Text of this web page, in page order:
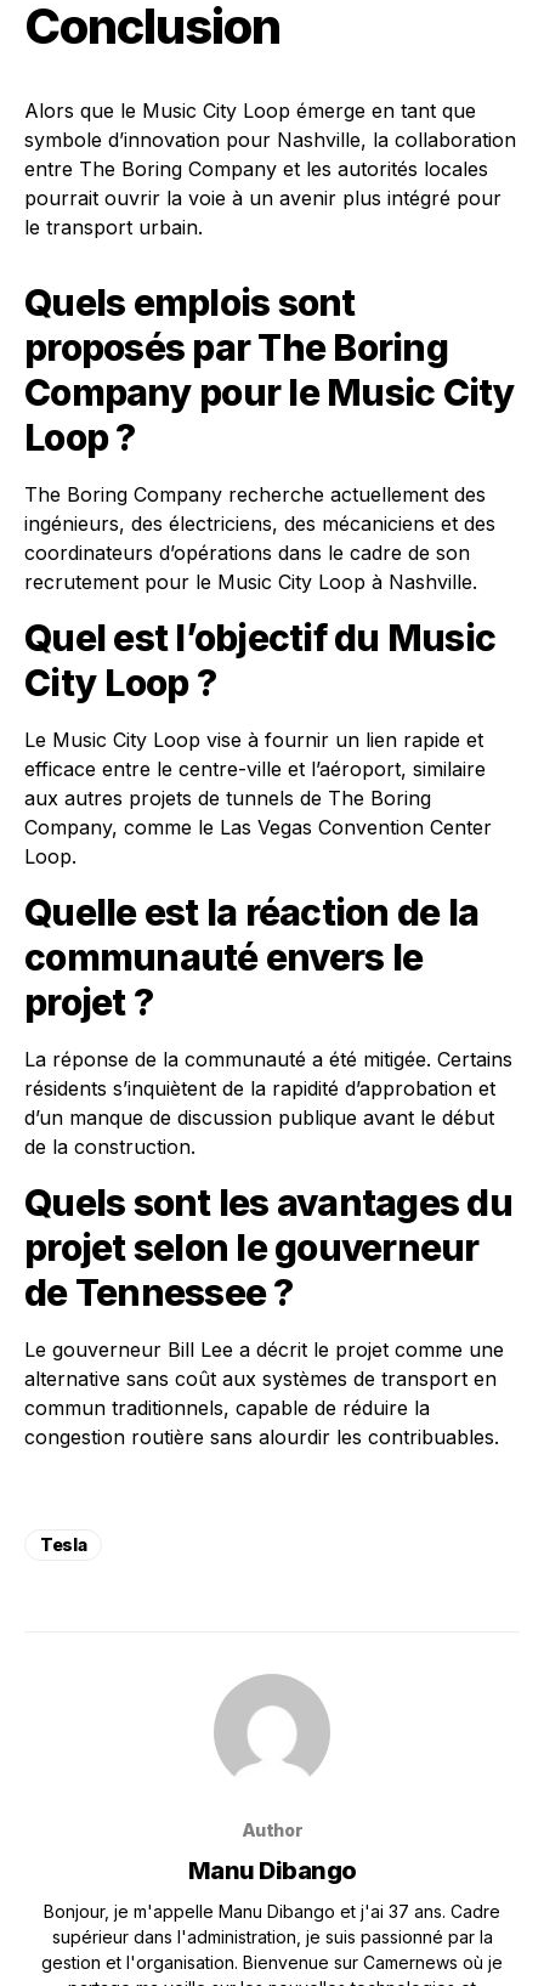
Conclusion
Alors que le Music City Loop émerge en tant que
symbole d’innovation pour Nashville, la collaboration
entre The Boring Company et les autorités locales
pourrait ouvrir la voie à un avenir plus intégré pour
le transport urbain.
Quels emplois sont
proposés par The Boring
Company pour le Music City
Loop ?
The Boring Company recherche actuellement des
ingénieurs, des électriciens, des mécaniciens et des
coordinateurs d’opérations dans le cadre de son
recrutement pour le Music City Loop à Nashville.
Quel est l’objectif du Music
City Loop ?
Le Music City Loop vise à fournir un lien rapide et
efficace entre le centre-ville et l’aéroport, similaire
aux autres projets de tunnels de The Boring
Company, comme le Las Vegas Convention Center
Loop.
Quelle est la réaction de la
communauté envers le
projet ?
La réponse de la communauté a été mitigée. Certains
résidents s’inquiètent de la rapidité d’approbation et
d’un manque de discussion publique avant le début
de la construction.
Quels sont les avantages du
projet selon le gouverneur
de Tennessee ?
Le gouverneur Bill Lee a décrit le projet comme une
alternative sans coût aux systèmes de transport en
commun traditionnels, capable de réduire la
congestion routière sans alourdir les contribuables.
Tesla
Author
Manu Dibango
Bonjour, je m'appelle Manu Dibango et j'ai 37 ans. Cadre
supérieur dans l'administration, je suis passionné par la
gestion et l'organisation. Bienvenue sur Camernews où je